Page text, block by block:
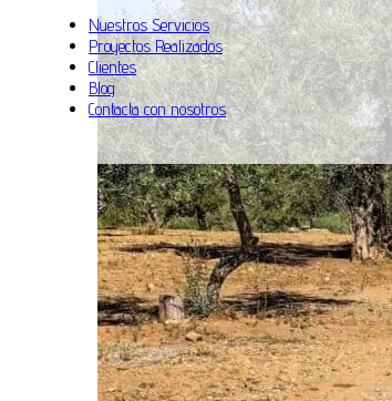
Nuestros Servicios
Proyectos Realizados
Clientes
Blog
Contacta con nosotros